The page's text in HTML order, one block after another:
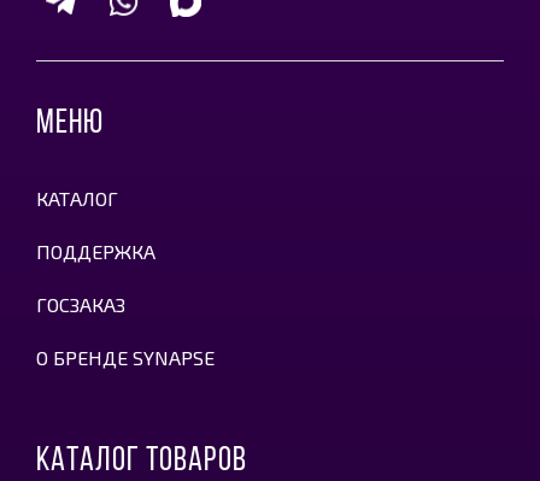
МЕНЮ
КАТАЛОГ
ПОДДЕРЖКА
ГОСЗАКАЗ
О БРЕНДЕ SYNAPSE
КАТАЛОГ ТОВАРОВ